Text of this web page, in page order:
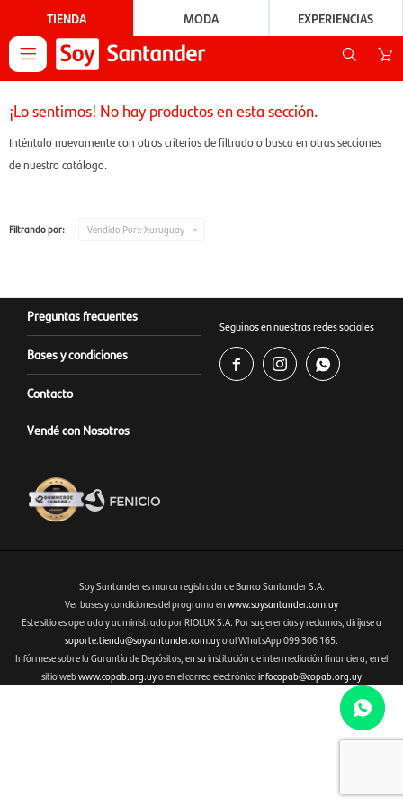
TIENDA MODA EXPERIENCIAS

¡Lo sentimos! No hay productos en esta sección.
Inténtalo nuevamente con otros criterios de filtrado o busca en otras secciones
de nuestro catálogo.
Filtrando por: Vendido Por:: Xuruguay
Preguntas frecuentes
Bases y condiciones
Contacto
Vendé con Nosotros
Seguinos en nuestras redes sociales
  
Fenicio eCommerce Uruguay
Soy Santander es marca registrada de Banco Santander S.A.
Ver bases y condiciones del programa en www.soysantander.com.uy
Este sitio es operado y administrado por RIOLUX S.A. Por sugerencias y reclamos, diríjase a
soporte.tienda@soysantander.com.uyo al WhatsApp 099 306 165.
Infórmese sobre la Garantía de Depósitos, en su institución de intermediación financiera, en el
sitio webwww.copab.org.uyo en el correo electrónicoinfocopab@copab.org.uy